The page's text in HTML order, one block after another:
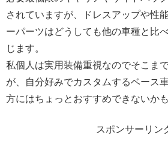
されていますが、ドレスアップや性
ーパーツはどうしても他の車種と比
じます。
私個人は実用装備重視なのでそこま
が、自分好みでカスタムするベース
方にはちょっとおすすめできないかも
スポンサーリン